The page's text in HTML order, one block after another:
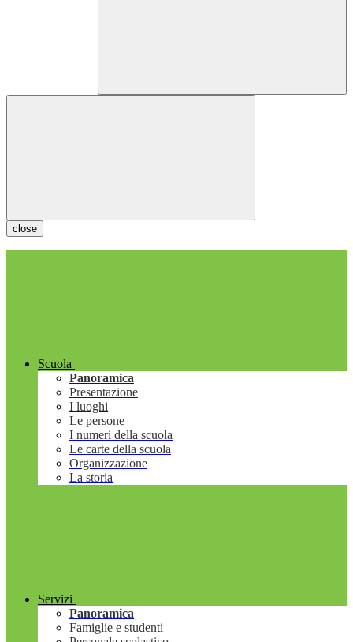
close
Scuola
Panoramica
Presentazione
I luoghi
Le persone
I numeri della scuola
Le carte della scuola
Organizzazione
La storia
Servizi
Panoramica
Famiglie e studenti